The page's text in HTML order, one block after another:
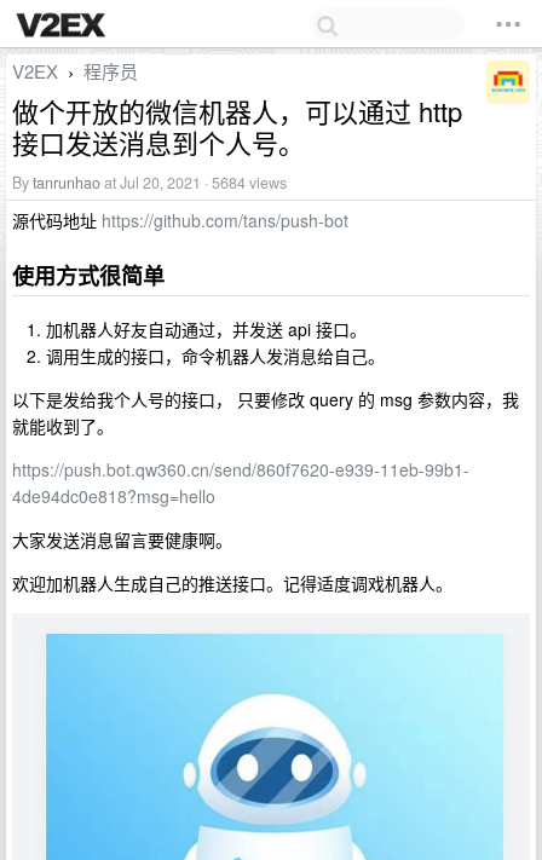
V2EX › 程序员
做个开放的微信机器人，可以通过 http
接口发送消息到个人号。
Bytanrunhaoat Jul 20, 2021 · 5684 views
源代码地址 https://github.com/tans/push-bot
使用方式很简单
加机器人好友自动通过，并发送 api 接口。
调用生成的接口，命令机器人发消息给自己。
以下是发给我个人号的接口， 只要修改 query 的 msg 参数内容，我
就能收到了。
https://push.bot.qw360.cn/send/860f7620-e939-11eb-99b1-
4de94dc0e818?msg=hello
大家发送消息留言要健康啊。
欢迎加机器人生成自己的推送接口。记得适度调戏机器人。